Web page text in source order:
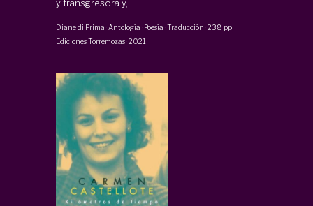
y transgresora y, ...
Diane di Prima · Antología · Poesía · Traducción ·238 pp ·
Ediciones Torremozas·2021